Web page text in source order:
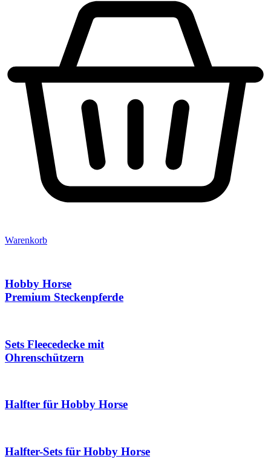
Warenkorb
Hobby Horse
Premium Steckenpferde
Sets Fleecedecke mit
Ohrenschützern
Halfter für Hobby Horse
Halfter-Sets für Hobby Horse